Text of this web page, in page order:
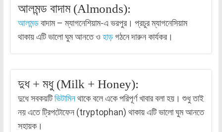
আলমন্ড বাদাম (Almonds):
আলমন্ডবাদাম – ম্যাগনেশিয়াম-এ ভরপুর। প্রচুর ম্যাগনেসিয়াম
থাকায় এটি ভালো ঘুম আনতে ও হাড়গঠনে দারুন কার্যকর।
দুধ + মধু (Milk + Honey):
দুধে সবকয়টিভিটামিনথাকে বলে একে পরিপূর্ণ খাবার বলা হয়। শুধু তাই
নয় এতে ট্রিপটোফেন (tryptophan) থাকায় এটি ভালো ঘুম আনতে
সহায়ক।